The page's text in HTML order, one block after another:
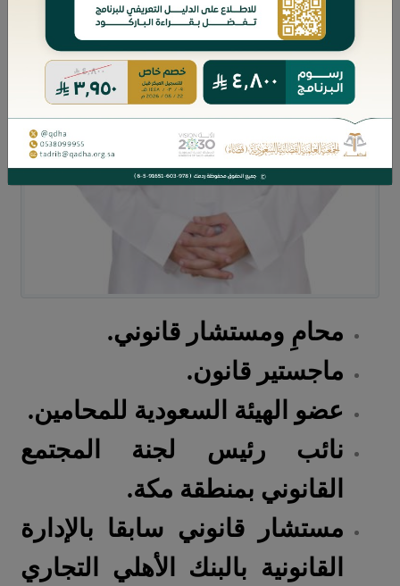
محامِ ومستشار قانوني.
ماجستير قانون.
عضو الهيئة السعودية للمحامين.
نائب رئيس لجنة المجتمع
القانوني بمنطقة مكة.
مستشار قانوني سابقا بالإدارة
القانونية بالبنك الأهلي التجاري